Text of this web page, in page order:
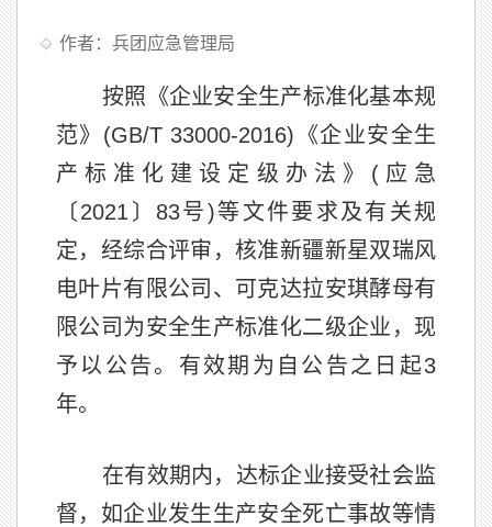
作者：兵团应急管理局
按照《企业安全生产标准化基本规
范》(GB/T 33000-2016)《企业安全生
产标准化建设定级办法》(应急
〔2021〕83号)等文件要求及有关规
定，经综合评审，核准新疆新星双瑞风
电叶片有限公司、可克达拉安琪酵母有
限公司为安全生产标准化二级企业，现
予以公告。有效期为自公告之日起3
年。
在有效期内，达标企业接受社会监
督，如企业发生生产安全死亡事故等情